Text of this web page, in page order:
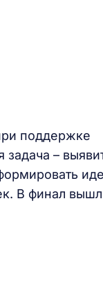
поддержке
–
В финал